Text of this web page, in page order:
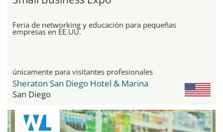
Feria de networking y educación para pequeñas
empresas en EE.UU.
únicamente para visitantes profesionales
Sheraton San Diego Hotel & Marina
San Diego